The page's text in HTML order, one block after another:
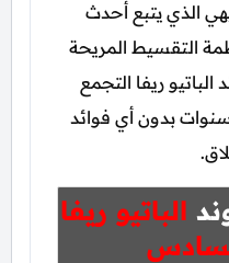
الذي يتبع أحدث
التقسيط المريحة
ريفا التجمع
التي يصل إلي 8 سنوات بدون أي فوائد
الباتيو ريفا